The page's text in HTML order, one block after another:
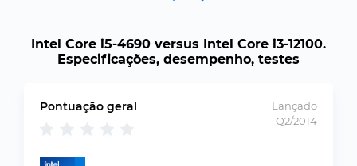
Intel Core i5-4690 versus Intel Core i3-12100.
Especificações, desempenho, testes
Pontuação geral
Lançado
Q2/2014